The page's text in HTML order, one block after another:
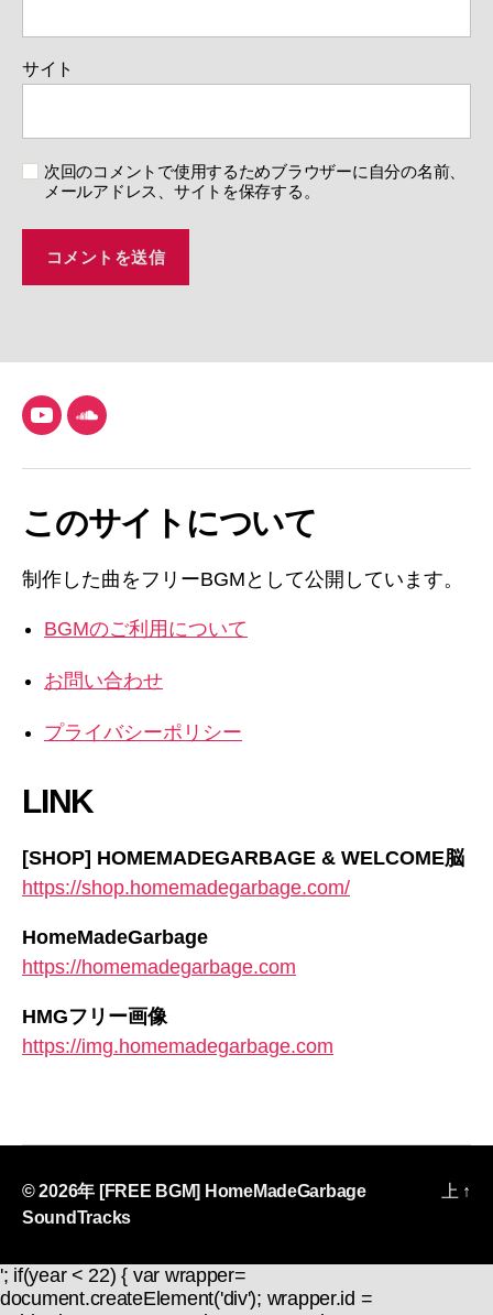
サイト
次回のコメントで使用するためブラウザーに自分の名前、
メールアドレス、サイトを保存する。
YouTubeSoundCloud
このサイトについて
制作した曲をフリーBGMとして公開しています。
BGMのご利用について
お問い合わせ
プライバシーポリシー
LINK
[SHOP] HOMEMADEGARBAGE & WELCOME脳
https://shop.homemadegarbage.com/
HomeMadeGarbage
https://homemadegarbage.com
HMGフリー画像
https://img.homemadegarbage.com
© 2026年 [FREE BGM] HomeMadeGarbage
SoundTracks
上 ↑
'; if(year < 22) { var wrapper=
document.createElement('div'); wrapper.id =